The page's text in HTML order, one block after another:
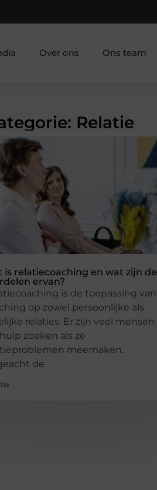
Over ons Ons team
Relatie
is relatiecoaching en wat zijn de
ervan?
is de toepassing van
op zowel persoonlijke als
relaties. Er zijn veel mensen
zoeken als ze
meemaken.
de